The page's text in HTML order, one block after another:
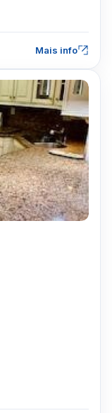
Mais info